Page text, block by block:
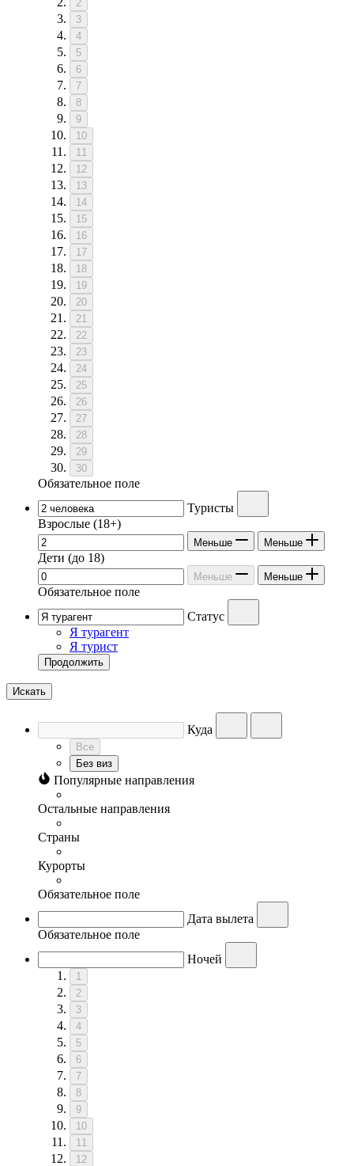
2
3
4
5
6
7
8
9
10
11
12
13
14
15
16
17
18
19
20
21
22
23
24
25
26
27
28
29
30
Обязательное поле
Туристы
Взрослые (18+)
Меньше Меньше
Дети (до 18)
Меньше Меньше
Обязательное поле
Статус
Я турагент
Я турист
Продолжить
Искать
Куда
Все
Без виз
Популярные направления
Остальные направления
Страны
Курорты
Обязательное поле
Дата вылета
Обязательное поле
Ночей
1
2
3
4
5
6
7
8
9
10
11
12